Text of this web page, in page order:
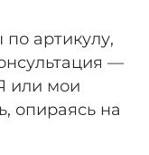
по артикулу,
—
или мои
опираясь на